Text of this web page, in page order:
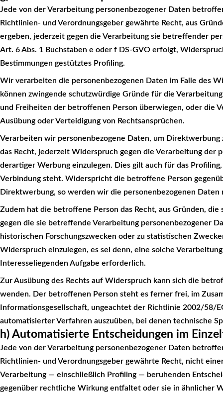
Jede von der Verarbeitung personenbezogener Daten
Richtlinien- und Verordnungsgeber gewährte Recht, aus
ergeben, jederzeit gegen die Verarbeitung sie betreffender
Art. 6 Abs. 1 Buchstaben e oder f DS-GVO erfolgt,
Bestimmungen gestütztes Profiling.
Wir verarbeiten die personenbezogenen Daten im Falle des
können zwingende schutzwürdige Gründe für die
und Freiheiten der betroffenen Person überwiegen, oder die
Ausübung oder Verteidigung von Rechtsansprüchen.
Verarbeiten wir personenbezogene Daten, um
das Recht, jederzeit Widerspruch gegen die Verarbeitung der
derartiger Werbung einzulegen. Dies gilt auch für das
Verbindung steht. Widerspricht die betroffene Person
Direktwerbung, so werden wir die personenbezogenen
Zudem hat die betroffene Person das Recht, aus Gründen,
gegen die sie betreffende Verarbeitung personenbezogener
historischen Forschungszwecken oder zu statistischen
Widerspruch einzulegen, es sei denn, eine solche
Interesseliegenden Aufgabe erforderlich.
Zur Ausübung des Rechts auf Widerspruch kann sich die
wenden. Der betroffenen Person steht es ferner frei, im
Informationsgesellschaft, ungeachtet der Richtlinie 2002/58/
automatisierter Verfahren auszuüben, bei denen technische
h) Automatisierte Entscheidungen im
Jede von der Verarbeitung personenbezogener Daten
Richtlinien- und Verordnungsgeber gewährte Recht, nicht
Verarbeitung — einschließlich Profiling — beruhenden
gegenüber rechtliche Wirkung entfaltet oder sie in ähnlicher